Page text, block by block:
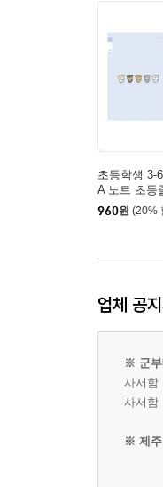
초등학생 3-
A 노트 초등
960원 (20%
업체 공
※ 군부
사서함
사서함
※ 제주